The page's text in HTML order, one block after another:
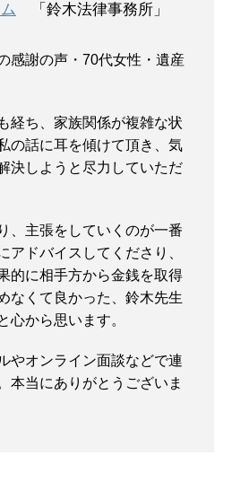
「鈴木法律事務所」
感謝の声・70代女性・遺産
経ち、家族関係が複雑な状
の話に耳を傾けて頂き、気
決しようと尽力していただ
、主張をしていくのが一番
アドバイスしてくださり、
的に相手方から金銭を取得
なくて良かった、鈴木先生
心から思います。
やオンライン面談などで連
本当にありがとうございま